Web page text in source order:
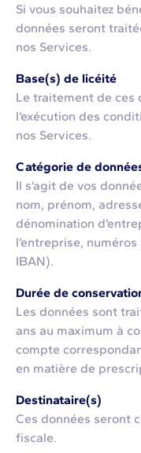
Si vous souhaitez
données seront
nos Services.
Base(s) de licéité
Le traitement de ces
l’exécution des
nos Services.
Catégorie de
Il s’agit de vos
nom, prénom,
dénomination
l’entreprise,
IBAN).
Durée de
Les données sont
ans au maximum à
compte
en matière de
Destinataire(s)
Ces données seront
fiscale.